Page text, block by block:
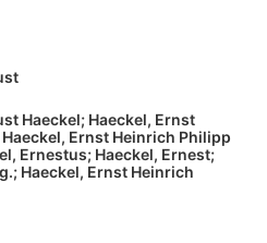
Haeckel; Haeckel, Ernst
Ernst Heinrich Philipp
Ernestus; Haeckel, Ernest;
Haeckel, Ernst Heinrich